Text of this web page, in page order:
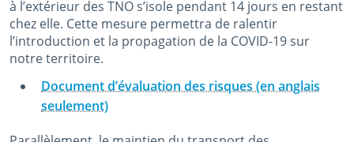
à l’extérieur des TNO s’isole pendant 14 jours en restant
chez elle. Cette mesure permettra de ralentir
l’introduction et la propagation de la COVID-19 sur
notre territoire.
Document d’évaluation des risques (en anglais
seulement)